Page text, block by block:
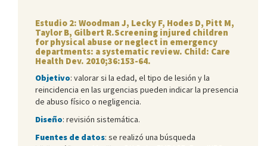
Estudio 2: Woodman J, Lecky F, Hodes D, Pitt M,
Taylor B, Gilbert R.Screening injured children
for physical abuse or neglect in emergency
departments: a systematic review. Child: Care
Health Dev. 2010;36:153-64.
Objetivo: valorar si la edad, el tipo de lesión y la
reincidencia en las urgencias pueden indicar la presencia
de abuso físico o negligencia.
Diseño: revisión sistemática.
Fuentes de datos: se realizó una búsqueda